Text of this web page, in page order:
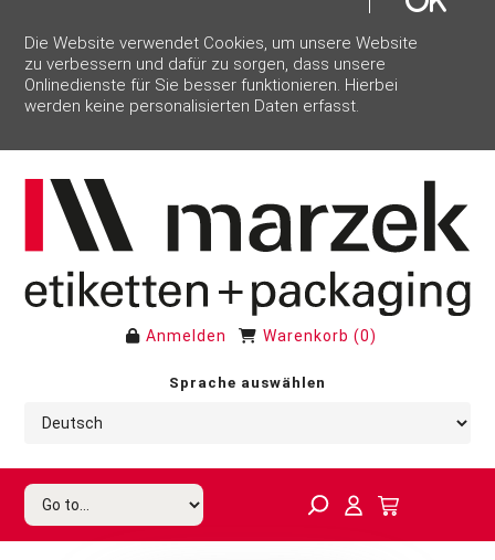
Die Website verwendet Cookies, um unsere Website
zu verbessern und dafür zu sorgen, dass unsere
Onlinedienste für Sie besser funktionieren. Hierbei
werden keine personalisierten Daten erfasst.
Anmelden Warenkorb (0)
Sprache auswählen